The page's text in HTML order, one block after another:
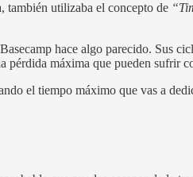
también utilizaba el concepto de
hace algo parecido. Sus
pérdida máxima que pueden sufrir
el tiempo máximo que vas a